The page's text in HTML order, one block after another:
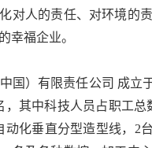
对人的责任、对环境的
幸福企业。
国）有限责任公司 成立
，其中科技人员占职工
动化垂直分型造型线，2